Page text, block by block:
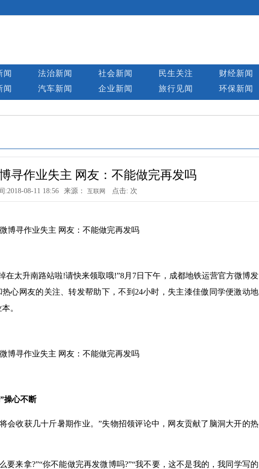
闻 法治新闻 社会新闻 民生关注 财经新闻
闻 汽车新闻 企业新闻 旅行见闻 环保新闻
寻作业失主 网友：不能做完再发吗
:2018-08-11 18:56 来源： 互联网 点击: 次
太升南路站啦!请快来领取哦!”8月7日下午，成都地铁运营官方微博发
心网友的关注、转发帮助下，不到24小时，失主漆佳傲同学便激动地
。
操心不断
收获几十斤暑期作业。”失物招领评论中，网友贡献了脑洞大开的热
来拿?”“你不能做完再发微博吗?”“我不要，这不是我的，我同学写的